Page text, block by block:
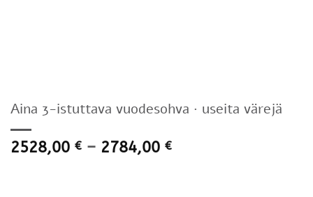
Aina 3-istuttava vuodesohva · useita värejä
2528,00 € – 2784,00 €Hintaluokka: